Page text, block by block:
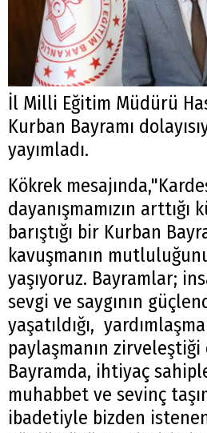
İl Milli Eğitim Müdürü
Kurban Bayramı
yayımladı.
Kökrek
dayanışmamızın arttığı
barıştığı bir Kurban
kavuşmanın
yaşıyoruz. Bayramlar;
sevgi ve saygının
yaşatıldığı,
paylaşmanın
Bayramda, ihtiyaç
muhabbet ve sevinç
ibadetiyle bizden